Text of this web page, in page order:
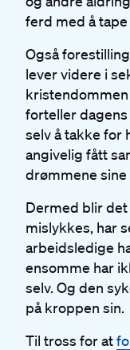
ferd med å
Også
lever videre i
forteller dagens
selv å takke for
angivelig fått
drømmene
Dermed blir det
mislykkes, har
arbeidsledige
ensomme har
selv. Og den
på kroppen sin.
Til tross for at